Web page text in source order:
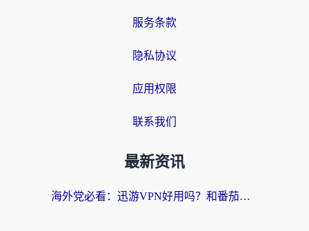
服务条款
隐私协议
应用权限
联系我们
最新资讯
海外党必看：迅游VPN好用吗？和番茄加速器VPN对比哪个回国效果更好？